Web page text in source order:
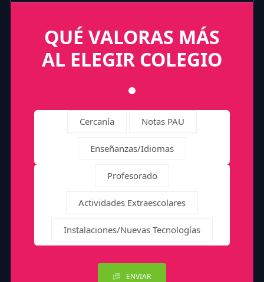
QUÉ VALORAS MÁS
AL ELEGIR COLEGIO
Cercanía Notas PAU
Enseñanzas/Idiomas
Profesorado
Actividades Extraescolares
Instalaciones/Nuevas Tecnologías
ENVIAR